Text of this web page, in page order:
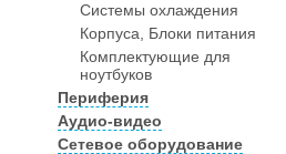
Системы охлаждения
Корпуса, Блоки питания
Комплектующие для
ноутбуков
Периферия
Аудио-видео
Сетевое оборудование